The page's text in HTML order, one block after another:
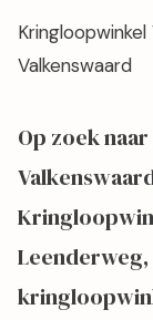
Valkenswaard
Op zoek
Leenderweg,